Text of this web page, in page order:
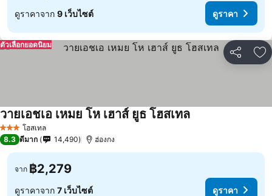
ดูราคาจาก 9 เว็บไซต์ ดูราคา
แชร์ เ
ตัวเลือกยอดนิยม
3 ดาว โฮสเทล
วายเอชเอ เหมย โห เฮาส์ ยูธ โฮสเทล
8.3 ดีมาก 14,490 ฮ่องกง
จาก ฿2,279
ดูราคาจาก 7 เว็บไซต์ ดูราคา